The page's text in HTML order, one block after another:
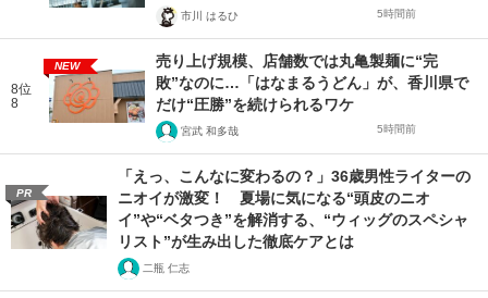
市川 はるひ 5時間前
8位
8
NEW
売り上げ規模、店舗数では丸亀製麺に“完
敗”なのに…「はなまるうどん」が、香川県で
だけ“圧勝”を続けられるワケ
宮武 和多哉 5時間前
PR
「えっ、こんなに変わるの？」36歳男性ライターの
ニオイが激変！ 夏場に気になる“頭皮のニオ
イ”や“ベタつき”を解消する、“ウィッグのスペシャ
リスト”が生み出した徹底ケアとは
二瓶 仁志